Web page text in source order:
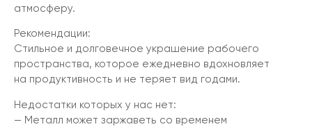
атмосферу.
Рекомендации:
Стильное и долговечное украшение рабочего
пространства, которое ежедневно вдохновляет
на продуктивность и не теряет вид годами.
Недостатки которых у нас нет:
— Металл может заржаветь со временем